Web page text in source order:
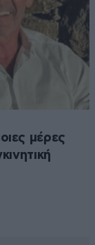
μέρες